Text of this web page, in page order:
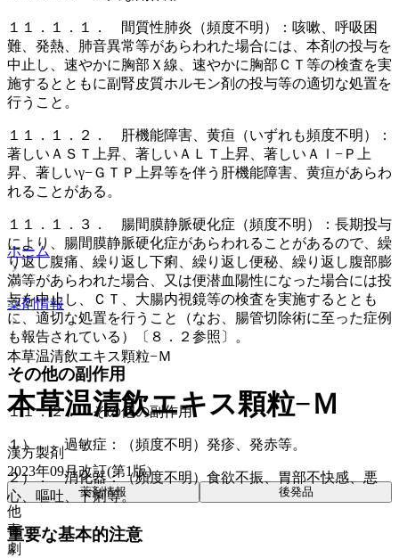
１１．１．１． 間質性肺炎（頻度不明）：咳嗽、呼吸困
難、発熱、肺音異常等があらわれた場合には、本剤の投与を
中止し、速やかに胸部Ｘ線、速やかに胸部ＣＴ等の検査を実
施するとともに副腎皮質ホルモン剤の投与等の適切な処置を
行うこと。
１１．１．２． 肝機能障害、黄疸（いずれも頻度不明）：
著しいＡＳＴ上昇、著しいＡＬＴ上昇、著しいＡｌ−Ｐ上
昇、著しいγ−ＧＴＰ上昇等を伴う肝機能障害、黄疸があらわ
れることがある。
１１．１．３． 腸間膜静脈硬化症（頻度不明）：長期投与
により、腸間膜静脈硬化症があらわれることがあるので、繰
り返し腹痛、繰り返し下痢、繰り返し便秘、繰り返し腹部膨
満等があらわれた場合、又は便潜血陽性になった場合には投
与を中止し、ＣＴ、大腸内視鏡等の検査を実施するととも
に、適切な処置を行うこと（なお、腸管切除術に至った症例
も報告されている）〔８．２参照〕。
その他の副作用
１１．２． その他の副作用
１）． 過敏症：（頻度不明）発疹、発赤等。
２）． 消化器：（頻度不明）食欲不振、胃部不快感、悪
心、嘔吐、下痢等。
重要な基本的注意
ホーム
薬剤情報
本草温清飲エキス顆粒−Ｍ
本草温清飲エキス顆粒−Ｍ
漢方製剤
2023年09月改訂(第1版)
薬剤情報 後発品
他
毒
劇